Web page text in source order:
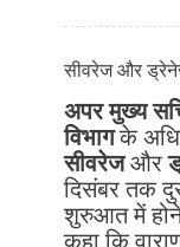
सीवरेज और
अपर मुख्य
विभागके
सीवरेजऔर
दिसंबर तक
शुरुआत में
कहा कि